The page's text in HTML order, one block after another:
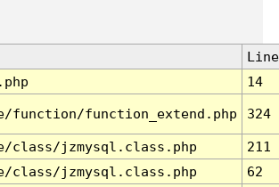
Line
14
function/function_extend.php 324
class/jzmysql.class.php
211
class/jzmysql.class.php
62